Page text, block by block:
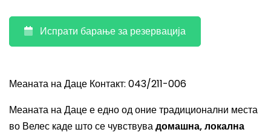
Испрати барање за резервација
Меаната на Даце Контакт: 043/211-006
Меаната на Даце е едно од оние традиционални места
во Велес каде што се чувствувадомашна, локална